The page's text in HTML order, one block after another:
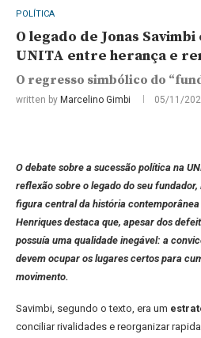
POLÍTICA
O legado de Jonas
UNITA entre herança e
O regresso simbólico do
written by Marcelino Gimbi 05/11/
O debate sobre a sucessão política na
reflexão sobre o legado do seu
figura central da história
Henriques destaca que, apesar dos
possuía uma qualidade inegável: a
devem ocupar os lugares certos para
movimento.
Savimbi, segundo o texto, era um
conciliar rivalidades e reorganizar